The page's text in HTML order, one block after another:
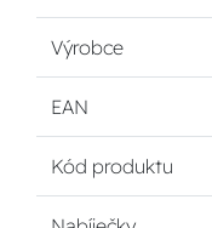
Výrobce
EAN
Kód produktu